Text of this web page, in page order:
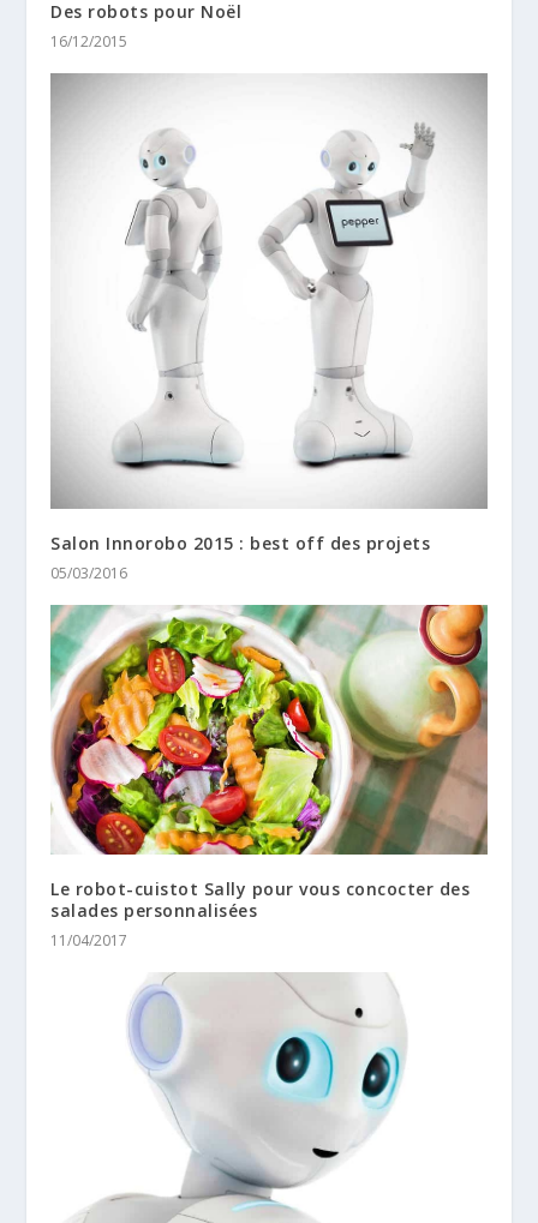
Des robots pour Noël
16/12/2015
Salon Innorobo 2015 : best off des projets
05/03/2016
Le robot-cuistot Sally pour vous concocter des
salades personnalisées
11/04/2017